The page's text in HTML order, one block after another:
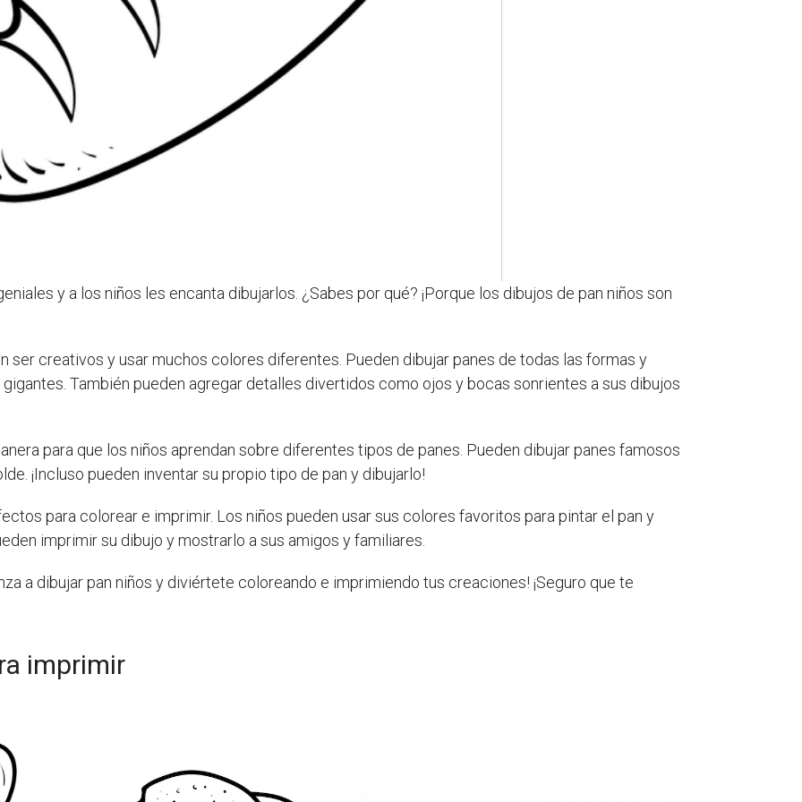
y a los niños les encanta dibujarlos. ¿Sabes por qué? ¡Porque los dibujos de pan niños son
ser creativos y usar muchos colores diferentes. Pueden dibujar panes de todas las formas y
También pueden agregar detalles divertidos como ojos y bocas sonrientes a sus dibujos
para que los niños aprendan sobre diferentes tipos de panes. Pueden dibujar panes famosos
¡Incluso pueden inventar su propio tipo de pan y dibujarlo!
para colorear e imprimir. Los niños pueden usar sus colores favoritos para pintar el pan y
imprimir su dibujo y mostrarlo a sus amigos y familiares.
a dibujar pan niños y diviértete coloreando e imprimiendo tus creaciones! ¡Seguro que te
imprimir